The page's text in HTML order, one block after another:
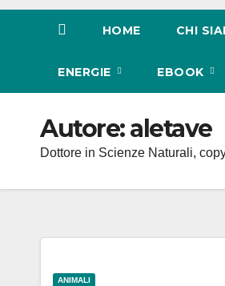
HOME CHI
ENERGIE EBOOK
Autore:aletave
Dottore in Scienze Naturali,
ANIMALI